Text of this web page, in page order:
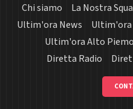
Chi siamo La Nostra
Ultim'ora News
Ultim'ora
Ultim'ora Alto
Diretta Radio